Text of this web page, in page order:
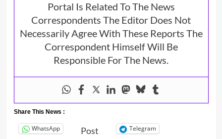
Portal Is Related To The News
Correspondents The Editor Does Not
Necessarily Agree With These Reports The
Correspondent Himself Will Be
Responsible For The News.
Share This News :
WhatsApp Post Telegram